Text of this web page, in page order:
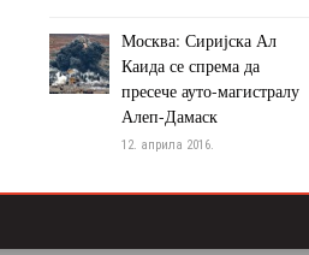
Москва: Сиријска Ал
Каида се спрема да
пресече ауто-магистралу
Алеп-Дамаск
12. априла 2016.